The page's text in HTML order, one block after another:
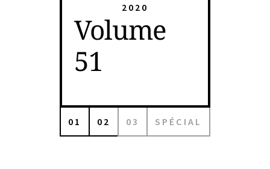
2020
Volume
51
01 02 03 SPÉCIAL